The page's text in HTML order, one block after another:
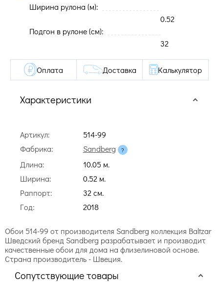
Ширина рулона (м):
0.52
Подгон в рулоне (cм):
32
Характеристики
Артикул:
514-99
Фабрика:
Sandberg
Длина:
10.05 м.
Ширина:
0.52 м.
Раппорт:
32 cм.
Год:
2018
Оплата Доставка Калькулятор
Обои 514-99 от производителя Sandberg коллекция Baltzar
Шведский бренд Sandberg разрабатывает и производит
качественные обои для дома на флизелиновой основе.
Страна производитель - Швеция.
Сопутствующие товары